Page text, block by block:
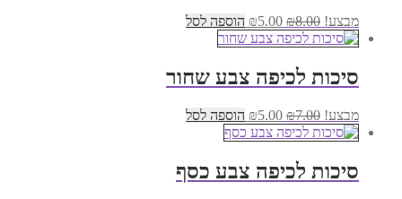
מבצע! ₪8.00
המחיר
המקורי
היה:
₪8.00.
₪5.00
המחיר
הנוכחי
הוא:
₪5.00.
הוספה לסל
סיכות לכיפה צבע שחור
מבצע! ₪7.00
המחיר
המקורי
היה:
₪7.00.
₪5.00
המחיר
הנוכחי
הוא:
₪5.00.
הוספה לסל
סיכות לכיפה צבע כסף